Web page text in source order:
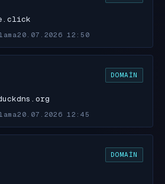
20.07.2026 12:50
DOMAIN
20.07.2026 12:45
DOMAIN